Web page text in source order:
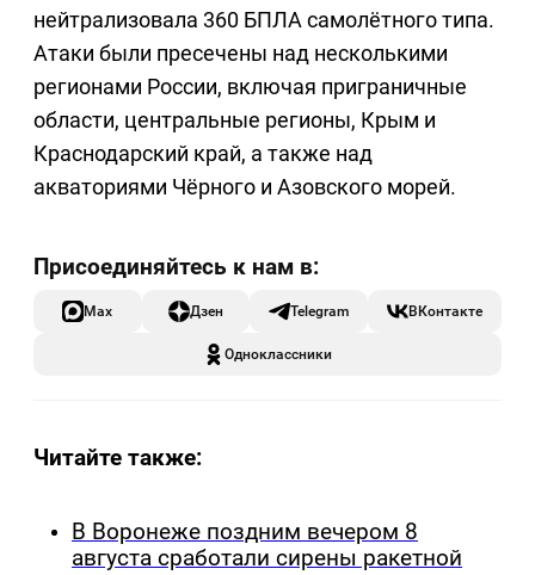
нейтрализовала 360 БПЛА самолётного типа.
Атаки были пресечены над несколькими
регионами России, включая приграничные
области, центральные регионы, Крым и
Краснодарский край, а также над
акваториями Чёрного и Азовского морей.
Max Дзен Telegram ВКонтакте
Одноклассники
Читайте также:
В Воронеже поздним вечером 8
августа сработали сирены ракетной